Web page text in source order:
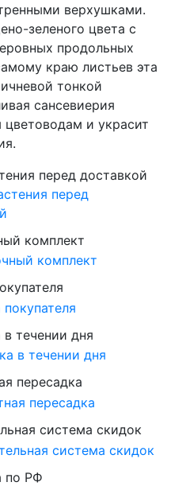
верхушками.
зеленого цвета с
продольных
краю листьев эта
тонкой
сансевиерия
и украсит
перед доставкой
комплект
течении дня
пересадка
система скидок
по РФ